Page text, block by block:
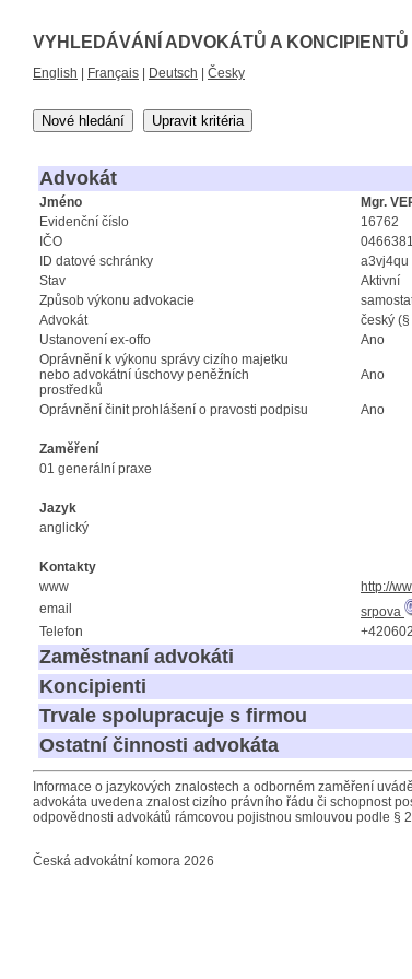
VYHLEDÁVÁNÍ ADVOKÁTŮ A KONCIPIENTŮ
English Français Deutsch Česky
Nové hledání Upravit kritéria
Advokát
Jméno
Mgr.
Evidenční číslo
16762
IČO
ID datové schránky
a3vj4qu
Stav
Aktivní
Způsob výkonu advokacie
Advokát
český
Ustanovení ex-offo
Ano
Oprávnění k výkonu správy cizího majetku
nebo advokátní úschovy peněžních
prostředků
Ano
Oprávnění činit prohlášení o pravosti podpisu Ano
Zaměření
01 generální praxe
Jazyk
anglický
Kontakty
www
http://
email
srpova
Telefon
Zaměstnaní advokáti
Koncipienti
Trvale spolupracuje s firmou
Ostatní činnosti advokáta
Informace o jazykových znalostech a odborném zaměření
advokáta uvedena znalost cizího právního řádu či schopnost
odpovědnosti advokátů rámcovou pojistnou smlouvou podle §
Česká advokátní komora 2026